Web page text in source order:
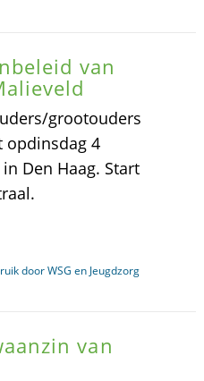
van
grootouders
opdinsdag 4
Den Haag. Start
door WSG en Jeugdzorg
van